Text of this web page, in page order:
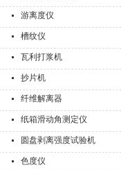
游离度仪
槽纹仪
瓦利打浆机
抄片机
纤维解离器
纸箱滑动角测定仪
圆盘剥离强度试验机
色度仪